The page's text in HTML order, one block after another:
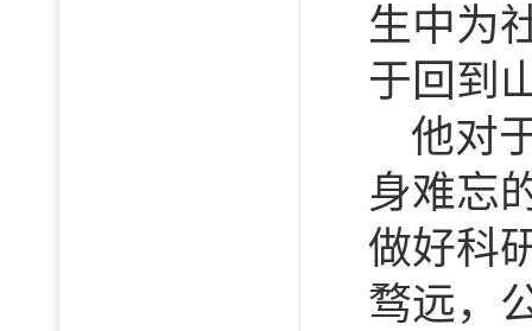
生中为
于回到
他对
身难忘
做好科
骛远，